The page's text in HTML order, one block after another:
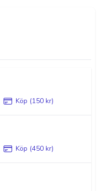
Köp (150 kr)
Köp (450 kr)